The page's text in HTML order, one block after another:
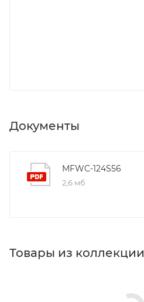
Документы
MFWC-124S56
2,6 мб
Товары из коллекции